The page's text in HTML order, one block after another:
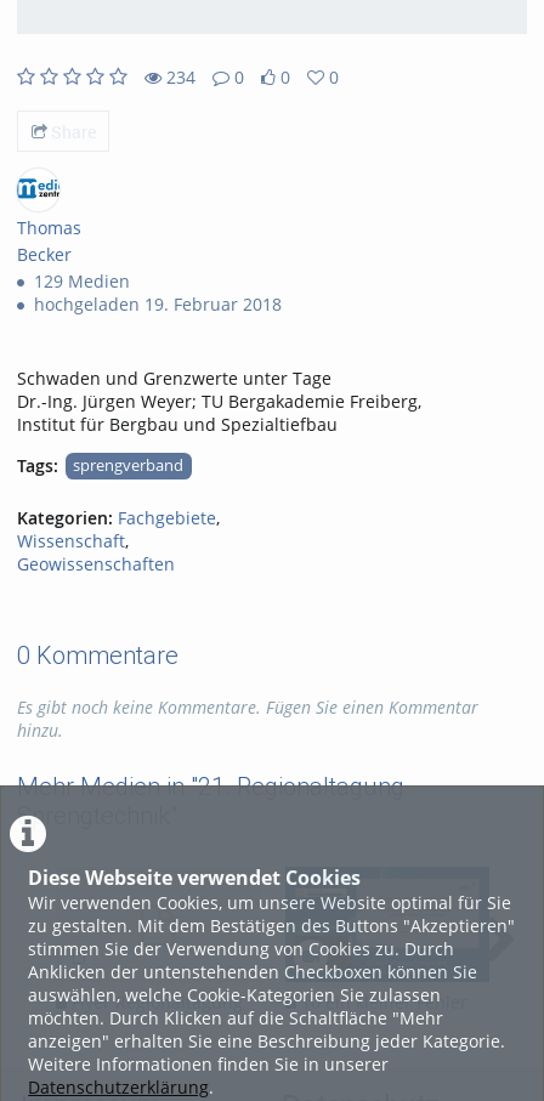
Diese Webseite verwendet Cookies
Wir verwenden Cookies, um unsere Website optimal für Sie
zu gestalten. Mit dem Bestätigen des Buttons "Akzeptieren"
stimmen Sie der Verwendung von Cookies zu. Durch
Anklicken der untenstehenden Checkboxen können Sie
auswählen, welche Cookie-Kategorien Sie zulassen
möchten. Durch Klicken auf die Schaltfläche "Mehr
anzeigen" erhalten Sie eine Beschreibung jeder Kategorie.
Weitere Informationen finden Sie in unserer
Datenschutzerklärung.
234
0
0
0
Share
Thomas
Becker
129 Medien
hochgeladen 19. Februar 2018
Schwaden und Grenzwerte unter Tage
Dr.-Ing. Jürgen Weyer; TU Bergakademie Freiberg,
Institut für Bergbau und Spezialtiefbau
Tags:
sprengverband
Kategorien: Fachgebiete,
Wissenschaft,
Geowissenschaften
0 Kommentare
Es gibt noch keine Kommentare. Fügen Sie einen Kommentar
hinzu.
Mehr Medien in "21. Regionaltagung
Sprengtechnik"
Flyer Regionaltagung
10 Ein kleiner Fehler
und seine Folgen -
Professionelle
Versagerbeseitigung in